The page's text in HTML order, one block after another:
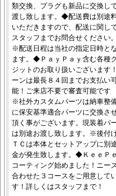
類交換、プラグも新品に交換し
渡し致します。◆配送費は別途
いただきますので、配送に関し
スタッフまでお問合せください
※配送日程は当社の指定日時と
ます。◆ＰａｙＰａｙ含む各種
ジットのお取り扱いございます
ーンは最長８４回までお支払い
能！ご来店不要で審査可能です
※社外カスタムパーツは納車整
に保安基準適合パーツに交換さ
頂く事がございます。現装着パ
は別途お渡し致します。※後付
ＴＣは本体とセットアップに別
金が発生致します。◆ＫｅｅＰ
コーティング始めました！ニー
合わせた３コースをご用意して
す！詳しくはスタッフまで！